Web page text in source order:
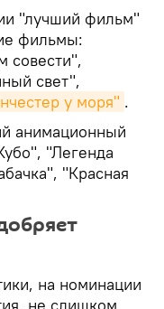
"лучший фильм"
фильмы:
совести",
свет",
у моря" .
анимационный
"Легенда
"Красная
на номинации
не слишком